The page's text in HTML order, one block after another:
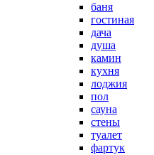
баня
гостиная
дача
душа
камин
кухня
лоджия
пол
сауна
стены
туалет
фартук